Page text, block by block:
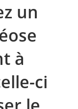
un
à
ci